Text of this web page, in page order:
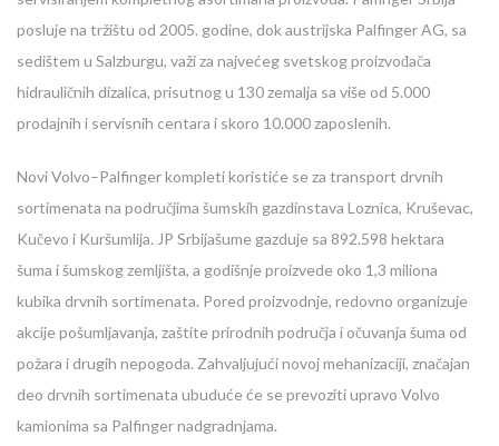
posluje na tržištu od 2005. godine, dok austrijska Palfinger AG, sa
sedištem u Salzburgu, važi za najvećeg svetskog proizvođača
hidrauličnih dizalica, prisutnog u 130 zemalja sa više od 5.000
prodajnih i servisnih centara i skoro 10.000 zaposlenih.
Novi Volvo–Palfinger kompleti koristiće se za transport drvnih
sortimenata na područjima šumskih gazdinstava Loznica, Kruševac,
Kučevo i Kuršumlija. JP Srbijašume gazduje sa 892.598 hektara
šuma i šumskog zemljišta, a godišnje proizvede oko 1,3 miliona
kubika drvnih sortimenata. Pored proizvodnje, redovno organizuje
akcije pošumljavanja, zaštite prirodnih područja i očuvanja šuma od
požara i drugih nepogoda. Zahvaljujući novoj mehanizaciji, značajan
deo drvnih sortimenata ubuduće će se prevoziti upravo Volvo
kamionima sa Palfinger nadgradnjama.